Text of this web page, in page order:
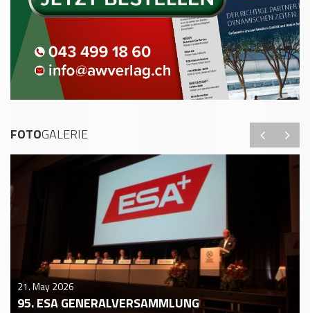
FOTOGALERIE
21. May 2026
95. ESA GENERALVERSAMMLUNG